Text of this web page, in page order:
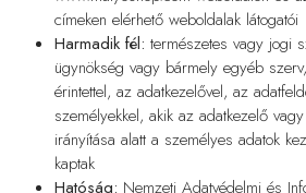
címeken elérhető weboldalak látogatói
Harmadik fél: természetes vagy jogi
ügynökség vagy bármely egyéb
érintettel, az adatkezelővel, az
személyekkel, akik az adatkezelő
irányítása alatt a személyes adatok
kaptak
Hatóság: Nemzeti Adatvédelmi és